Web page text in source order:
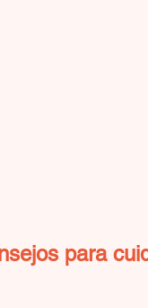
para